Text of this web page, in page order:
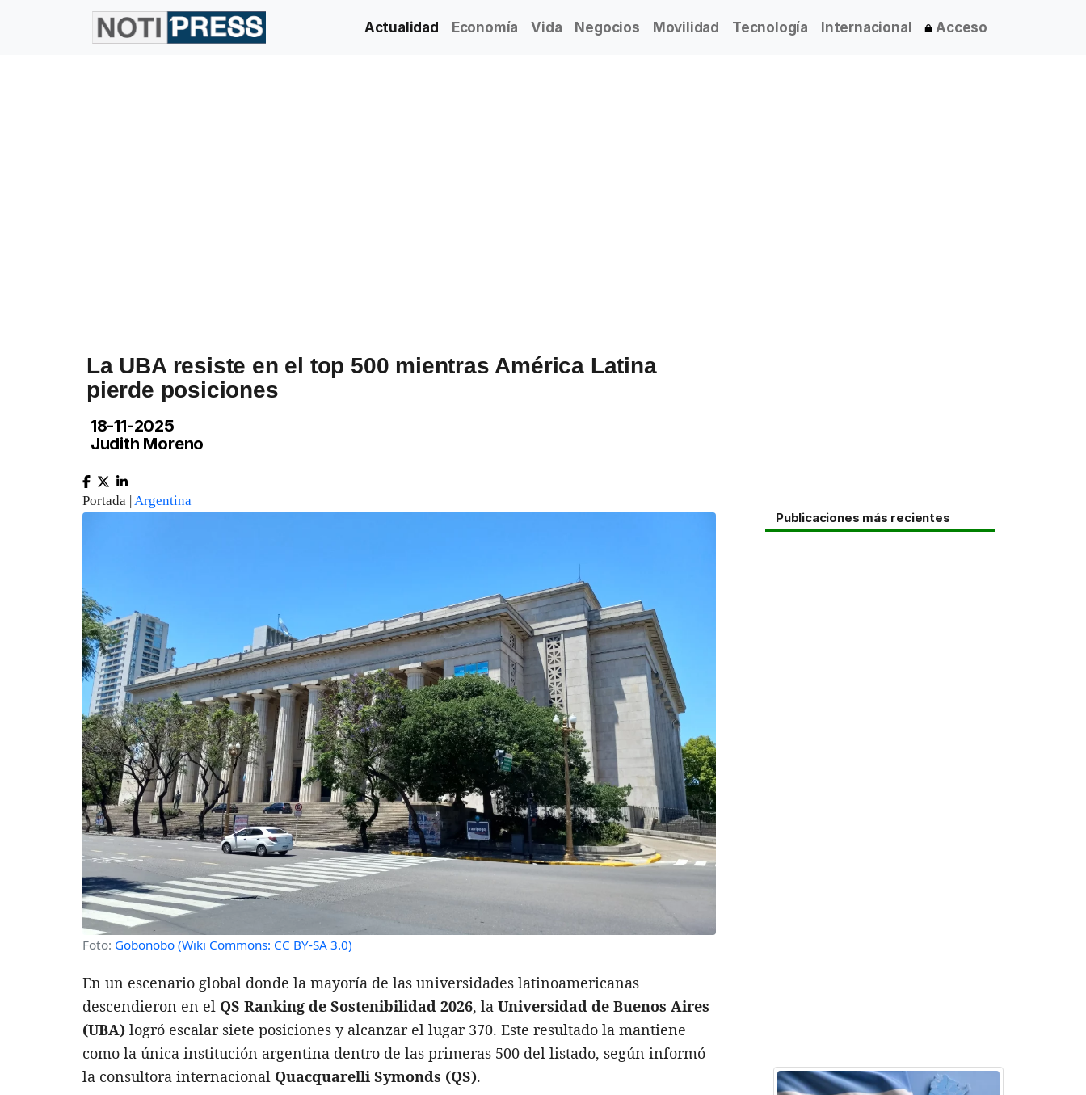
Actualidad Economía Vida Negocios Movilidad Tecnología Internacional Acceso
La UBA resiste en el top 500 mientras América Latina
pierde posiciones
18-11-2025
Judith Moreno
Portada |Argentina
Foto: Gobonobo (Wiki Commons: CC BY-SA 3.0)
En un escenario global donde la mayoría de las universidades latinoamericanas
descendieron en el QS Ranking de Sostenibilidad 2026, la Universidad de Buenos Aires
(UBA) logró escalar siete posiciones y alcanzar el lugar 370. Este resultado la mantiene
como la única institución argentina dentro de las primeras 500 del listado, según informó
la consultora internacional Quacquarelli Symonds (QS).
Publicaciones más recientes